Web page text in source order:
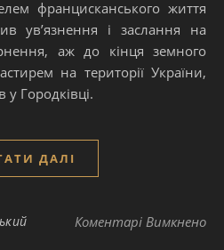
францисканського життя
ув’язнення і заслання на
аж до кінця земного
на території України,
у Городківці.
ДАЛІ
Коментарі Вимкненодо